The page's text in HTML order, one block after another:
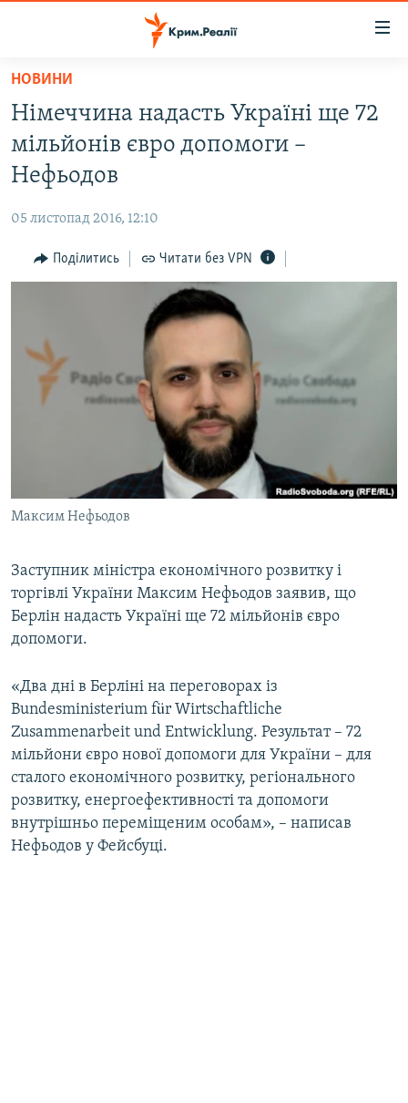
Перейти
основного
матеріалу
Перейти
до
основної
Перейти
до
ВІДЕО ТА ФОТО
БЛОГИ
ПОГЛЯД
СПЕЦПРОЕКТИ
ДЕПОРТАЦІЯ
ВІДЕОУРОКИ «ELIFBE»
УКРАЇНСЬКА ПРОБЛЕМА КРИМУ
ІНФОГРАФІКА
ЯК ОБІЙТИ БЛОКУВАННЯ
ДОЛУЧАЙСЯ!
Усі сайти RFE/RL
НОВИНИ
Німеччина надасть Україні ще 72
мільйонів євро допомоги –
Нефьодов
05 листопад 2016, 12:10
Поділитись Читати без VPN
Максим Нефьодов
Заступник міністра економічного розвитку і
торгівлі України Максим Нефьодов заявив, що
Берлін надасть Україні ще 72 мільйонів євро
допомоги.
«Два дні в Берліні на переговорах із
Bundesministerium für Wirtschaftliche
Zusammenarbeit und Entwicklung. Результат – 72
мільйони євро нової допомоги для України – для
сталого економічного розвитку, регіонального
розвитку, енергоефективності та допомоги
внутрішньо переміщеним особам», – написав
Нефьодов у Фейсбуці.